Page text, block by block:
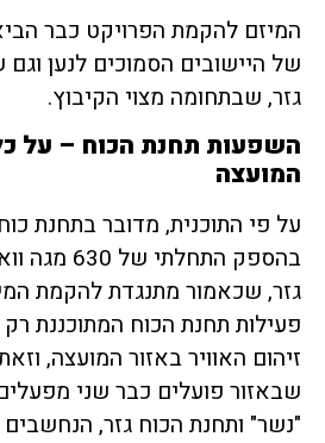
המיזם להקמת הפרויקט כבר
של היישובים הסמוכים לנען
גזר, שבתחומה מצוי הקיבוץ.
השפעות תחנת הכוח – על
המועצה
על פי התוכנית, מדובר בתחנת
בהספק
גזר, שכאמור מתנגדת להקמת
פעילות תחנת הכוח המתוכננת
זיהום האוויר באזור המועצה,
שבאזור פועלים כבר שני
"נשר" ותחנת הכוח גזר,